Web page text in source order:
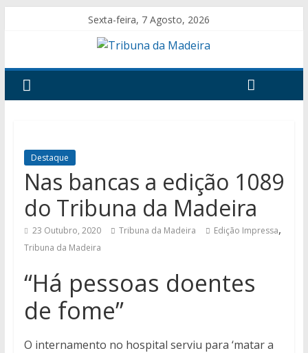
Sexta-feira, 7 Agosto, 2026
Destaque
Nas bancas a edição 1089
do Tribuna da Madeira
23 Outubro, 2020 Tribuna da Madeira Edição Impressa,
Tribuna da Madeira
“Há pessoas doentes
de fome”
O internamento no hospital serviu para ‘matar a